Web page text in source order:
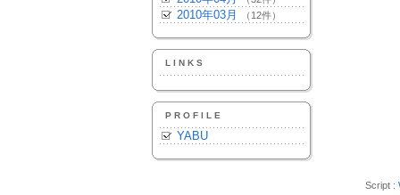
2010年03月 （12件）
LINKS
PROFILE
YABU
Script :